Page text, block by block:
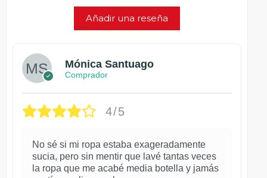
Añadir una reseña
Mónica Santuago
Comprador
4/5
No sé si mi ropa estaba exageradamente
sucia, pero sin mentir que lavé tantas veces
la ropa que me acabé media botella y jamás